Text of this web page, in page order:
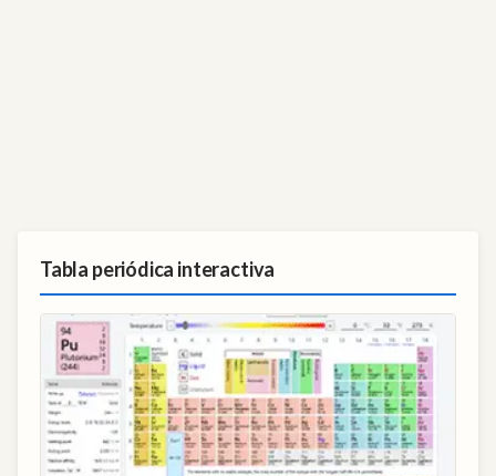
Tabla periódica interactiva